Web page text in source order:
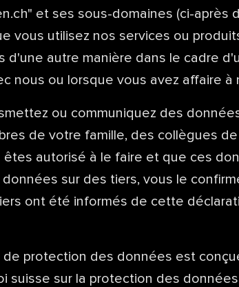
et ses sous-domaines (ci-après
vous utilisez nos services ou
d'une autre manière dans le cadre
nous ou lorsque vous avez affaire
ou communiquez des
de votre famille, des collègues
êtes autorisé à le faire et que ces
sur des tiers, vous le
ont été informés de cette
protection des données est
suisse sur la protection des données